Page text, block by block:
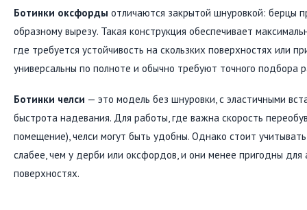
Ботинки оксфорды отличаются закрытой шнуровкой: берцы
образному вырезу. Такая конструкция обеспечивает
где требуется устойчивость на скользких поверхностях или
универсальны по полноте и обычно требуют точного подбора
Ботинки челси — это модель без шнуровки, с эластичными
быстрота надевания. Для работы, где важна скорость
помещение), челси могут быть удобны. Однако стоит
слабее, чем у дерби или оксфордов, и они менее пригодны
поверхностях.